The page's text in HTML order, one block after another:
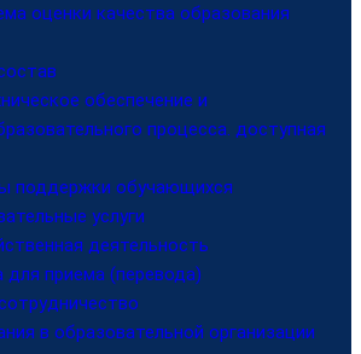
оценки качества образования
обеспечение и
процесса. доступная
поддержки обучающихся
услуги
деятельность
приема (перевода)
в образовательной организации